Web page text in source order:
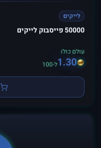
לייקים
50000 פייסבוק לייקים
עולם כולו
1.30ל-100